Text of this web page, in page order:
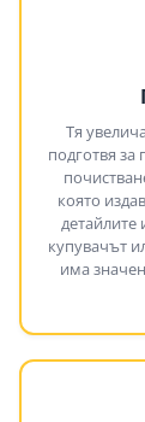
Тя
подготвя
която
детайлите
купувачът
има